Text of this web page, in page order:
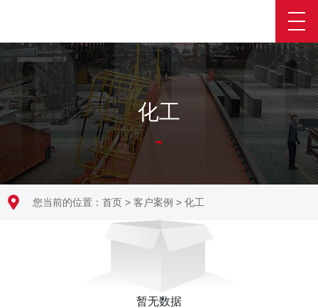
化工
您当前的位置： 首页 > 客户案例 > 化工
暂无数据